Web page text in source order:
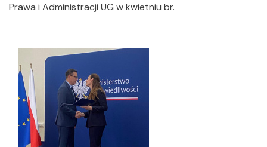
Prawa i Administracji UG w kwietniu br.